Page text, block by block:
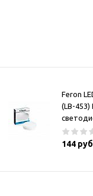
Feron
(LB-453)
144